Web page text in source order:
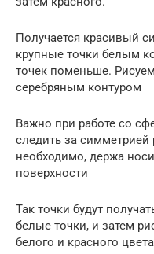
Получается красивый
крупные точки белым
точек поменьше.
серебряным контуром
Важно при работе со
следить за симметрией
необходимо, держа
поверхности
Так точки будут
белые точки, и затем
белого и красного